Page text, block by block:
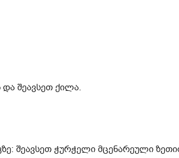
შეავსეთ ქილა.